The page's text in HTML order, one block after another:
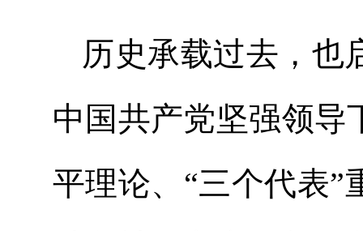
历史承载过去，也
中国共产党坚强领导
平理论、“三个代表